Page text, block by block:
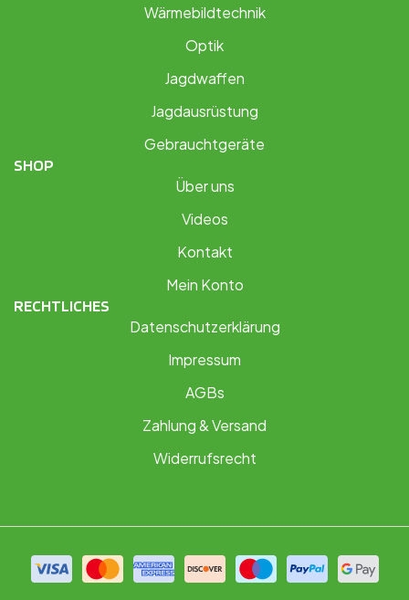
Wärmebildtechnik
Optik
Jagdwaffen
Jagdausrüstung
Gebrauchtgeräte
SHOP
Über uns
Videos
Kontakt
Mein Konto
RECHTLICHES
Datenschutzerklärung
Impressum
AGBs
Zahlung & Versand
Widerrufsrecht